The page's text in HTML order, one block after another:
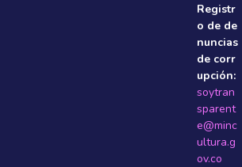
Registr
o de de
nuncias
de corr
upción:
soytran
sparent
e@minc
ultura.g
ov.co